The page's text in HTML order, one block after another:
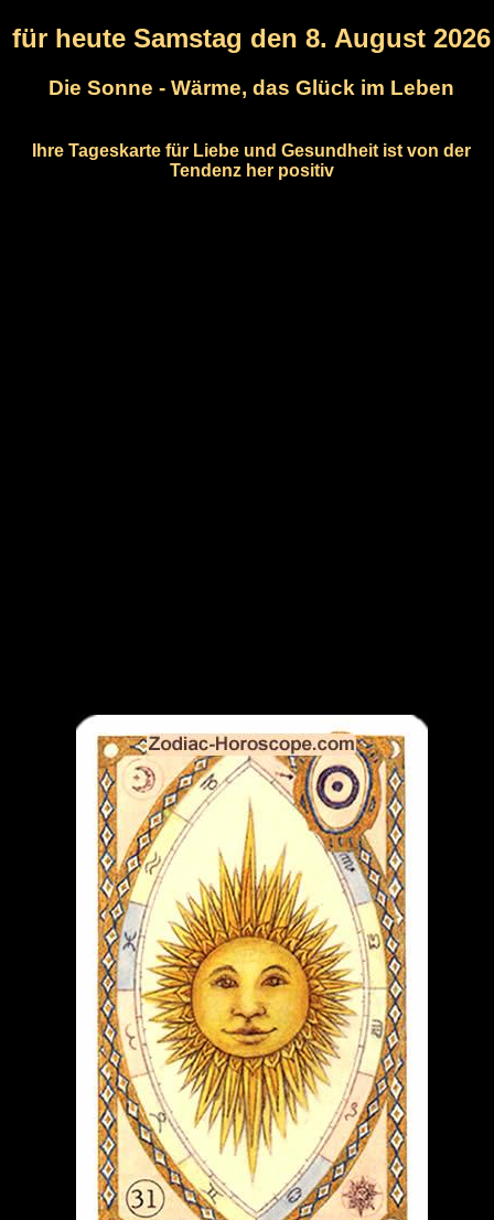
für heute Samstag den 8. August 2026
Die Sonne - Wärme, das Glück im Leben
Ihre Tageskarte für Liebe und Gesundheit ist von der
Tendenz her positiv